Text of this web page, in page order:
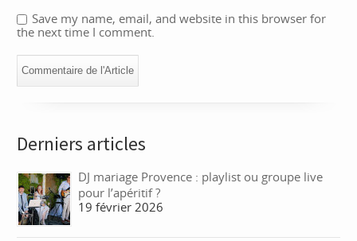
Save my name, email, and website in this browser for
the next time I comment.
Derniers articles
DJ mariage Provence : playlist ou groupe live
pour l’apéritif ?
19 février 2026